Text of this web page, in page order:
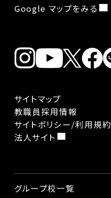
Google マップをみる
サイトマップ
教職員採用情報
サイトポリシー/利用規約
法人サイト
グループ校一覧